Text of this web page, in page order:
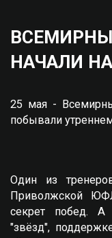
НАЧАЛИ
25 мая -
побывали
Один из
Приволжской
секрет побед. А
"звёзд",